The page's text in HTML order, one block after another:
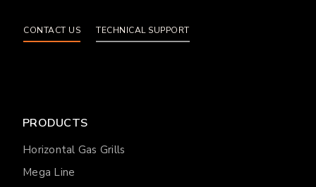
CONTACT US TECHNICAL SUPPORT
PRODUCTS
Horizontal Gas Grills
Mega Line